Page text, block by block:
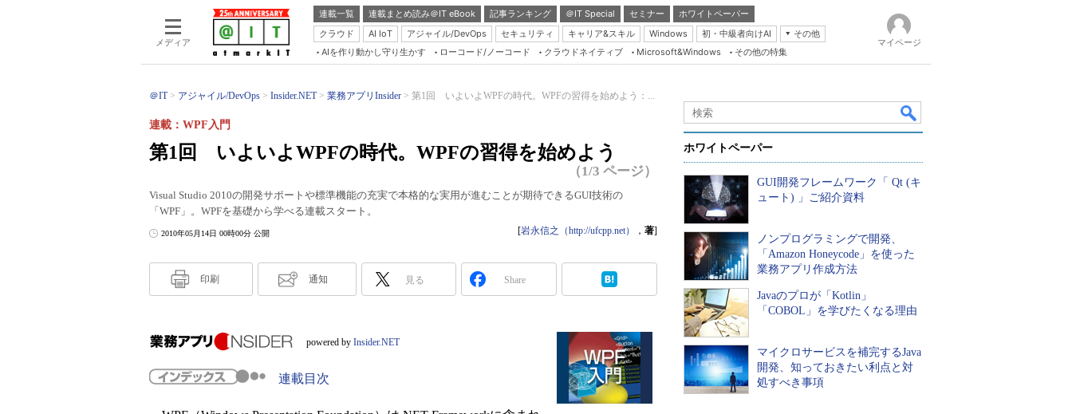
メディア
連載一覧 連載まとめ読み＠IT eBook 記事ランキング ＠IT Special セミナー
ホワイトペーパー
クラウド
AI IoT アジャイル/DevOps セキュリティ キャリア&スキル Windows 初・中級者向けAI
その他
Server & Storage
Database Expert
Master of IP Network
Security & Trust
Test & Tools
ブログ
AIを作り動かし守り生かす ローコード/ノーコード クラウドネイティブ Microsoft&Windows その他の特集
マイページ
＠IT アジャイル/DevOps Insider.NET 業務アプリInsider 第1回 いよいよWPFの時代。WPFの習得を始めよう：...
第1回 いよいよWPFの時代。WPFの習得を始めよう
連載：WPF入門
（1/3 ページ）
Visual Studio 2010の開発サポートや標準機能の充実で本格的な実用が進むことが期待できるGUI技術の
「WPF」。WPFを基礎から学べる連載スタート。
2010年05月14日 00時00分 公開 [岩永信之（http://ufcpp.net） ， 著]
印刷 通知 見る Share
powered by Insider.NET
連載目次
ホワイトペーパー
GUI開発フレームワーク「 Qt (キ
ュート) 」ご紹介資料
ノンプログラミングで開発、
「Amazon Honeycode」を使った
業務アプリ作成方法
Javaのプロが「Kotlin」
「COBOL」を学びたくなる理由
マイクロサービスを補完するJava
開発、知っておきたい利点と対
処すべき事項